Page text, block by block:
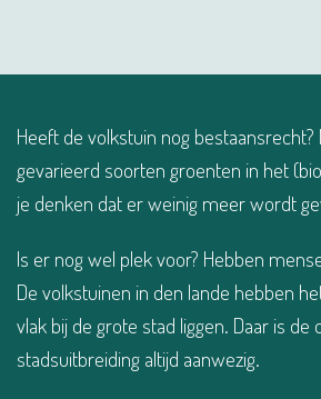
Heeft de volkstuin nog bestaansrecht?
gevarieerd soorten groenten in het
je denken dat er weinig meer wordt
Is er nog wel plek voor? Hebben
De volkstuinen in den lande hebben
vlak bij de grote stad liggen. Daar is de
stadsuitbreiding altijd aanwezig.